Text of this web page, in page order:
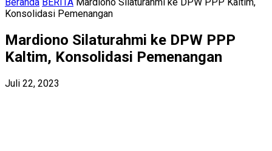
Konsolidasi Pemenangan
Mardiono Silaturahmi ke DPW PPP
Kaltim, Konsolidasi Pemenangan
Juli 22, 2023